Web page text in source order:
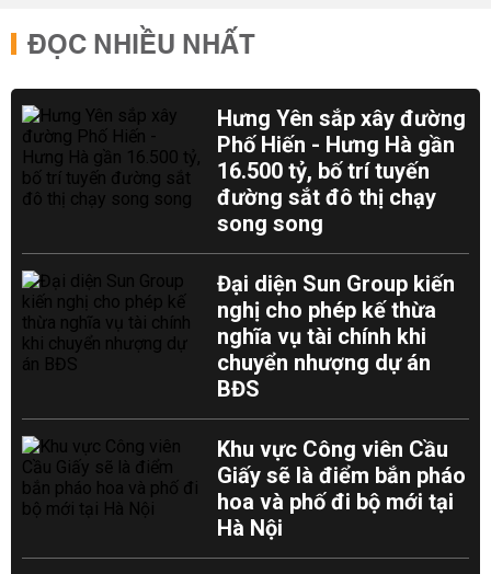
ĐỌC NHIỀU NHẤT
Hưng Yên sắp xây đường
Phố Hiến - Hưng Hà gần
16.500 tỷ, bố trí tuyến
đường sắt đô thị chạy
song song
Đại diện Sun Group kiến
nghị cho phép kế thừa
nghĩa vụ tài chính khi
chuyển nhượng dự án
BĐS
Khu vực Công viên Cầu
Giấy sẽ là điểm bắn pháo
hoa và phố đi bộ mới tại
Hà Nội